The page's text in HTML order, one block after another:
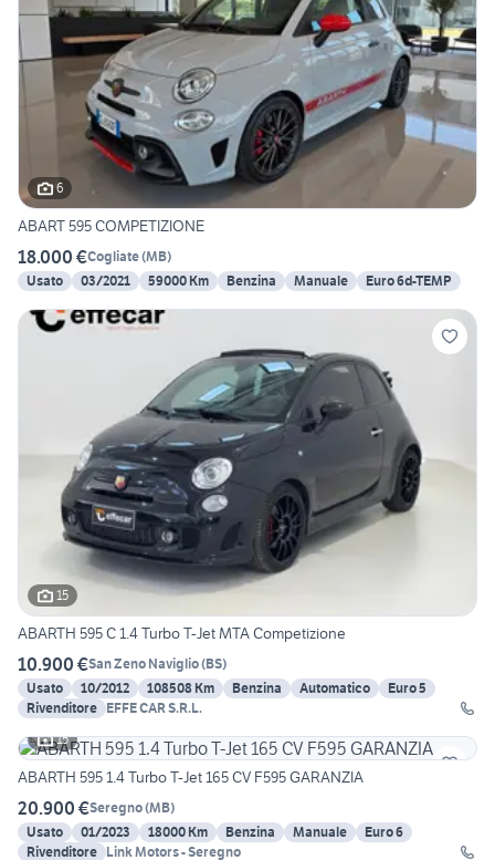
6
ABART 595 COMPETIZIONE
18.000 €Cogliate(MB)
Usato
03/2021 59000 Km Benzina Manuale Euro 6d-TEMP
15
ABARTH 595 C 1.4 Turbo T-Jet MTA Competizione
10.900 €San Zeno Naviglio(BS)
Usato
10/2012 108508 Km Benzina Automatico
Euro 5
Rivenditore EFFE CAR S.R.L.
15
ABARTH 595 1.4 Turbo T-Jet 165 CV F595 GARANZIA
20.900 €Seregno(MB)
Usato
01/2023 18000 Km Benzina Manuale
Euro 6
Rivenditore Link Motors - Seregno